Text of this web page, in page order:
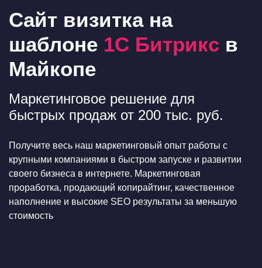
Сайт визитка на
шаблоне 1С Битрикс в
Майкопе
Маркетинговое решение для
быстрых продаж от 200 тыс. руб.
Получите весь наш маркетинговый опыт работы с
крупными компаниями в быстром запуске и развитии
своего бизнеса в интернете. Маркетинговая
проработка, продающий копирайтинг, качественное
наполнение и высокие SEO результаты за меньшую
стоимость